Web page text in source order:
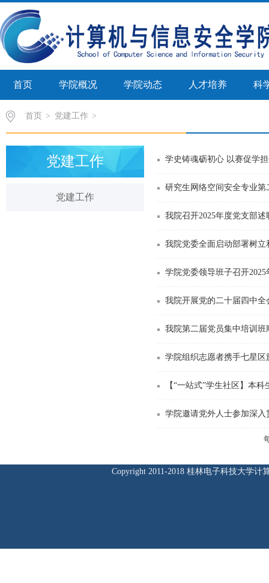
首页 学院概况 学院动态 人才培养 科
首页 > 党建工作
党建工作
党建工作
学史铸魂砺初心 以赛促学
研究生网络空间安全专业
我院召开2025年度党支部述
我院党委全面启动部署树
我院开展党的二十届四中
我院第二届党员集中培训班
学院组织志愿者携手七星
【“一站式”学生社区】本
学院邀请党外人士参加深
Copyright 2011-2018 桂林电子科技大学